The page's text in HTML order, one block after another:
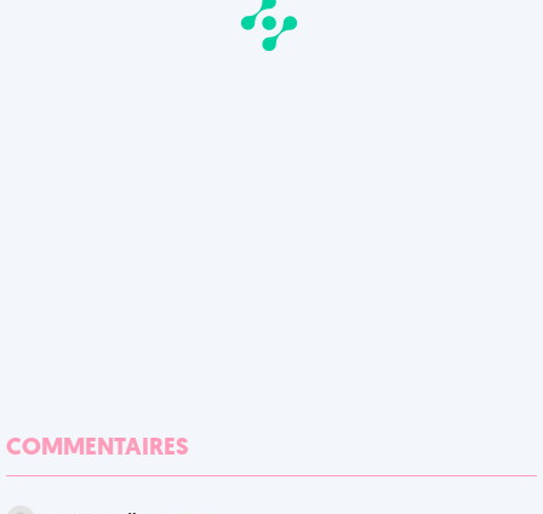
COMMENTAIRES